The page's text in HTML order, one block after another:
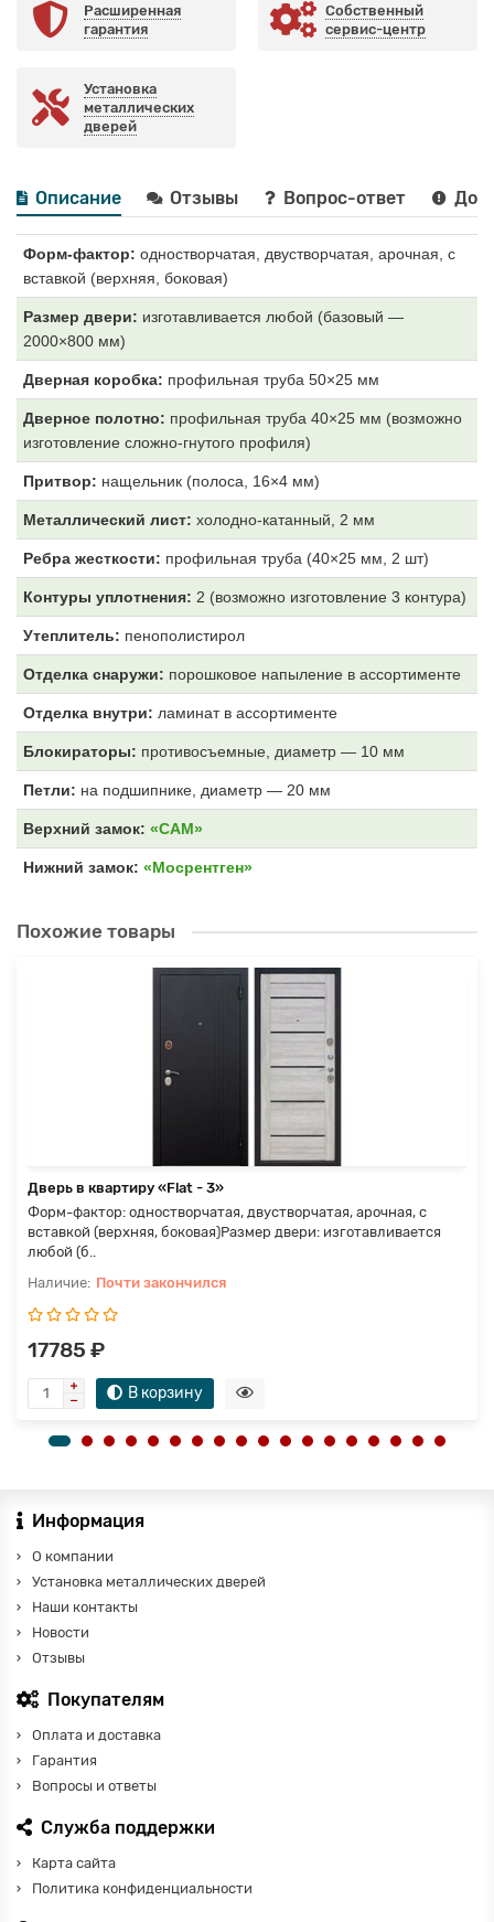
Расширенная
гарантия
Собственный
сервис-центр
Установка
металлических
дверей
Описание Отзывы Вопрос-ответ
Форм-фактор: одностворчатая, двустворчатая, арочная, с
вставкой (верхняя, боковая)
Размер двери: изготавливается любой (базовый —
2000×800 мм)
Дверная коробка: профильная труба 50×25 мм
Дверное полотно: профильная труба 40×25 мм (возможно
изготовление сложно-гнутого профиля)
Притвор: нащельник (полоса, 16×4 мм)
Металлический лист: холодно-катанный, 2 мм
Ребра жесткости: профильная труба (40×25 мм, 2 шт)
Контуры уплотнения: 2 (возможно изготовление 3 контура)
Утеплитель: пенополистирол
Отделка снаружи: порошковое напыление в ассортименте
Отделка внутри: ламинат в ассортименте
Блокираторы: противосъемные, диаметр — 10 мм
Петли: на подшипнике, диаметр — 20 мм
Верхний замок: «САМ»
Нижний замок: «Мосрентген»
Похожие товары
Дверь в квартиру «Flat - 3»
Форм-фактор: одностворчатая, двустворчатая, арочная, с
вставкой (верхняя, боковая)Размер двери: изготавливается
любой (б..
Почти закончился
17785 ₽
В корзину
Информация
О компании
Установка металлических дверей
Наши контакты
Новости
Отзывы
Покупателям
Оплата и доставка
Гарантия
Вопросы и ответы
Служба поддержки
Карта сайта
Политика конфиденциальности